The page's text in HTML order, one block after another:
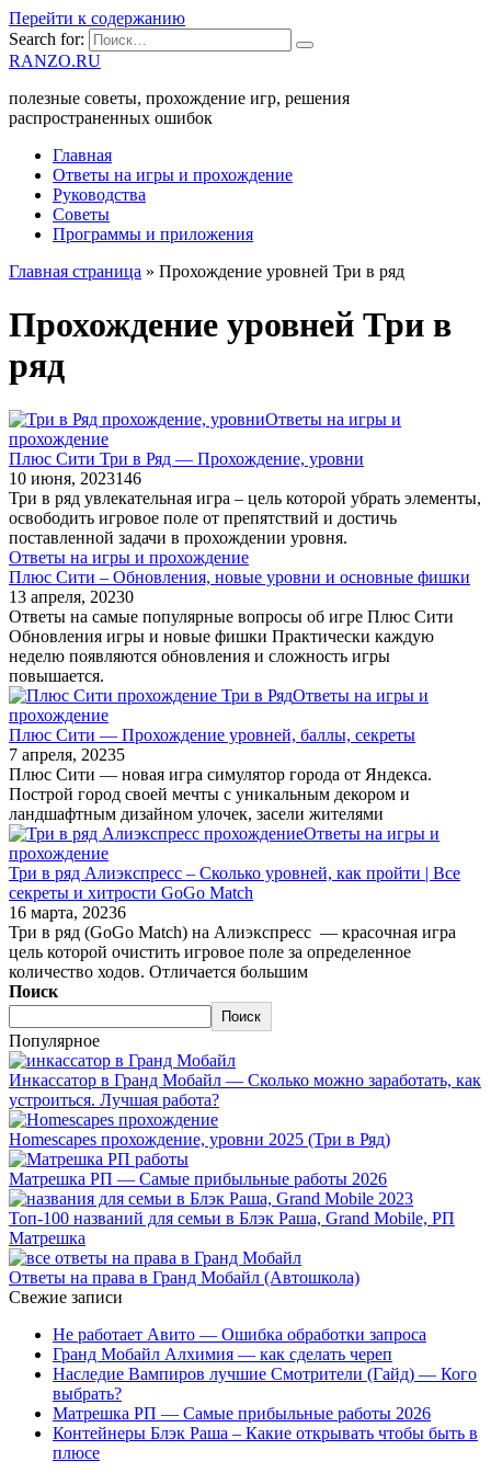
Перейти к содержанию
Search for:
RANZO.RU
полезные советы, прохождение игр, решения
распространенных ошибок
Главная
Ответы на игры и прохождение
Руководства
Советы
Программы и приложения
Главная страница » Прохождение уровней Три в ряд
Прохождение уровней Три в
ряд
Ответы на игры и
прохождение
Плюс Сити Три в Ряд — Прохождение, уровни
10 июня, 2023146
Три в ряд увлекательная игра – цель которой убрать элементы,
освободить игровое поле от препятствий и достичь
поставленной задачи в прохождении уровня.
Ответы на игры и прохождение
Плюс Сити – Обновления, новые уровни и основные фишки
13 апреля, 20230
Ответы на самые популярные вопросы об игре Плюс Сити
Обновления игры и новые фишки Практически каждую
неделю появляются обновления и сложность игры
повышается.
Ответы на игры и
прохождение
Плюс Сити — Прохождение уровней, баллы, секреты
7 апреля, 20235
Плюс Сити — новая игра симулятор города от Яндекса.
Построй город своей мечты с уникальным декором и
ландшафтным дизайном улочек, засели жителями
Ответы на игры и
прохождение
Три в ряд Алиэкспресс – Сколько уровней, как пройти | Все
секреты и хитрости GoGo Match
16 марта, 20236
Три в ряд (GoGo Match) на Алиэкспресс — красочная игра
цель которой очистить игровое поле за определенное
количество ходов. Отличается большим
Поиск
Поиск
Популярное
Инкассатор в Гранд Мобайл — Сколько можно заработать, как
устроиться. Лучшая работа?
Homescapes прохождение, уровни 2025 (Три в Ряд)
Матрешка РП — Самые прибыльные работы 2026
Топ-100 названий для семьи в Блэк Раша, Grand Mobile, РП
Матрешка
Ответы на права в Гранд Мобайл (Автошкола)
Свежие записи
Не работает Авито — Ошибка обработки запроса
Гранд Мобайл Алхимия — как сделать череп
Наследие Вампиров лучшие Смотрители (Гайд) — Кого
выбрать?
Матрешка РП — Самые прибыльные работы 2026
Контейнеры Блэк Раша – Какие открывать чтобы быть в
плюсе